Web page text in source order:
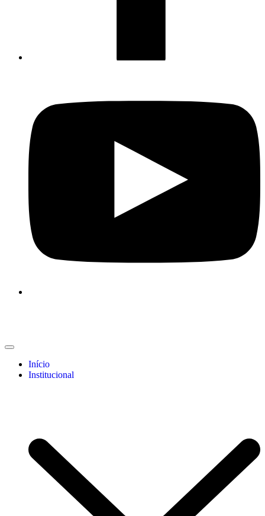
Início
Institucional